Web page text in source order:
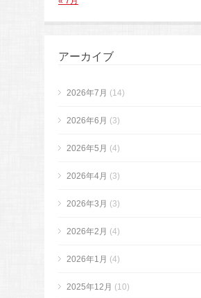
アーカイブ
2026年7月 (14)
2026年6月 (3)
2026年5月 (4)
2026年4月 (3)
2026年3月 (3)
2026年2月 (4)
2026年1月 (4)
2025年12月 (10)